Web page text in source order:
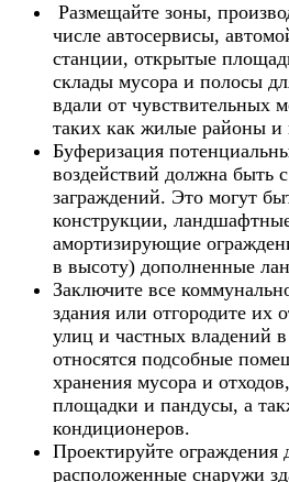
Размещайте зоны,
числе автосервисы,
станции, открытые
склады мусора и полосы
вдали от чувствительных
таких как жилые районы
Буферизация
воздействий должна
заграждений. Это могут
конструкции,
амортизирующие
в высоту) дополненные
Заключите все
здания или отгородите их
улиц и частных владений
относятся подсобные
хранения мусора и
площадки и пандусы, а
кондиционеров.
Проектируйте ограждения
расположенные снаружи